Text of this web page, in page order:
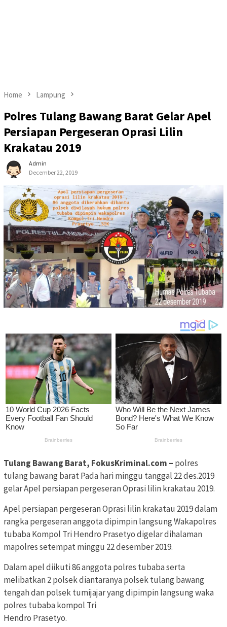
Home Lampung
Polres Tulang Bawang Barat Gelar Apel
Persiapan Pergeseran Oprasi Lilin
Krakatau 2019
Admin
December 22, 2019
Tulang Bawang Barat, FokusKriminal.com – polres
tulang bawang barat Pada hari minggu tanggal 22 des.2019
gelar Apel persiapan pergeseran Oprasi lilin krakatau 2019.
Apel persiapan pergeseran Oprasi lilin krakatau 2019 dalam
rangka pergeseran anggota dipimpin langsung Wakapolres
tubaba Kompol Tri Hendro Prasetyo digelar dihalaman
mapolres setempat minggu 22 desember 2019.
Dalam apel diikuti 86 anggota polres tubaba serta
melibatkan 2 polsek diantaranya polsek tulang bawang
tengah dan polsek tumijajar yang dipimpin langsung waka
polres tubaba kompol Tri
Hendro Prasetyo.